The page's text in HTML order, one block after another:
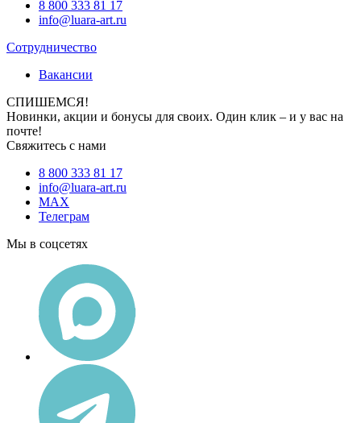
8 800 333 81 17
info@luara-art.ru
Сотрудничество
Вакансии
СПИШЕМСЯ!
Новинки, акции и бонусы для своих. Один клик – и у вас на
почте!
Свяжитесь с нами
8 800 333 81 17
info@luara-art.ru
MAX
Телеграм
Мы в соцсетях